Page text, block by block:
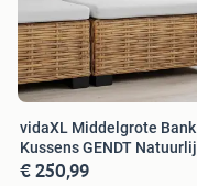
vidaXL Middelgrote
Kussens GENDT
rattan
€ 250,99